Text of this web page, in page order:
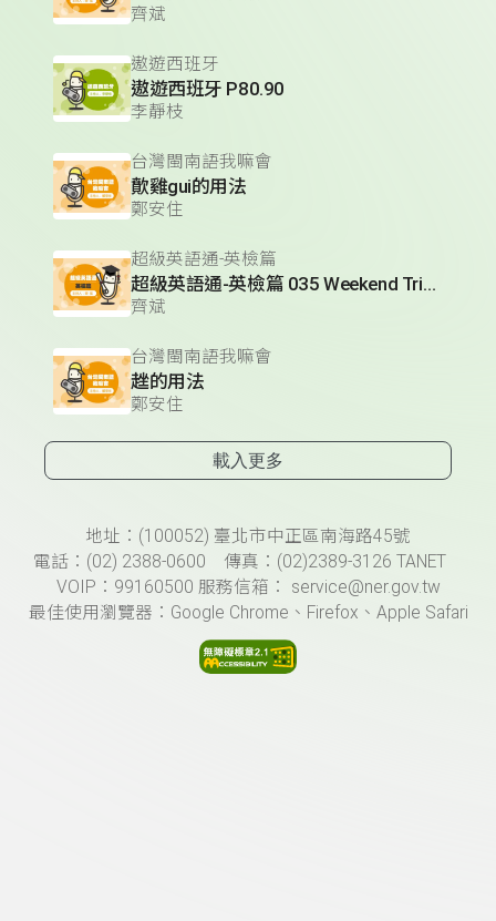
齊斌
遨遊西班牙
遨遊西班牙 P80.90
李靜枝
台灣閩南語我嘛會
歕雞gui的用法
鄭安住
超級英語通-英檢篇
超級英語通-英檢篇 035 Weekend Trip- 週末旅遊
齊斌
台灣閩南語我嘛會
趖的用法
鄭安住
載入更多
頁尾資訊地址：(100052) 臺北市中正區南海路45號
電話：(02) 2388-0600 傳真：(02)2389-3126 TANET
VOIP：99160500 服務信箱： service@ner.gov.tw
最佳使用瀏覽器：Google Chrome、Firefox、Apple Safari